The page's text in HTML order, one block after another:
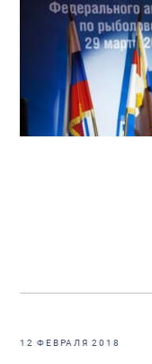
12 ФЕВРАЛЯ 2018